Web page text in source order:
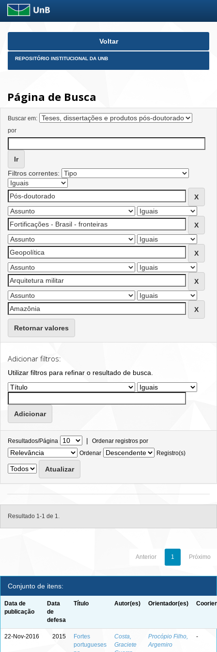
Skip
Voltar
REPOSITÓRIO INSTITUCIONAL DA UNB
Página de Busca
Buscar em:
por
Filtros correntes:
Retornar valores
Adicionar filtros:
Utilizar filtros para refinar o resultado de busca.
Resultados/Página | Ordenar registros por
Ordenar
Registro(s)
Resultado 1-1 de 1.
Anterior 1 Próximo
Conjunto de itens:
Data de
publicação
Data
de
defesa
Título Autor(es) Orientador(es)
22-Nov-2016 2015
Fortes
portugueses
Costa,
Graciete
Procópio Filho,
Argemiro
-